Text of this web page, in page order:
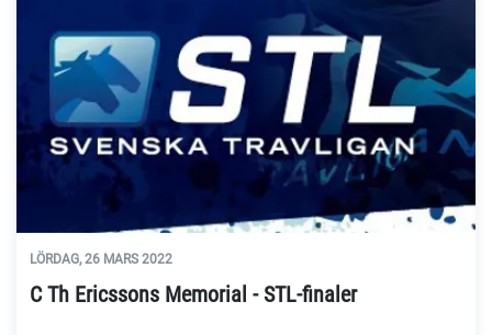
LÖRDAG, 26 MARS 2022
C Th Ericssons Memorial - STL-finaler